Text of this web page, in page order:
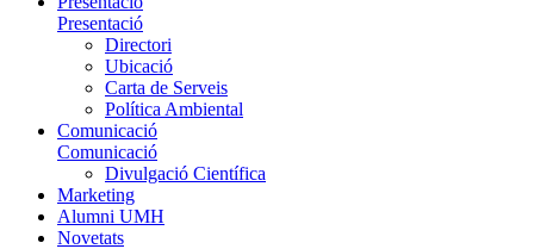
Presentació
Directori
Ubicació
Carta de Serveis
Política Ambiental
Comunicació
Comunicació
Divulgació Científica
Marketing
Alumni UMH
Novetats